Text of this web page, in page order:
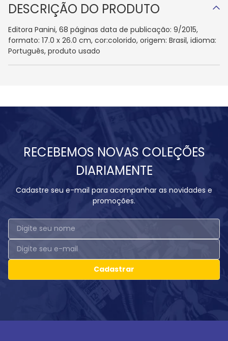
DESCRIÇÃO DO PRODUTO
Editora Panini, 68 páginas data de publicação: 9/2015,
formato: 17.0 x 26.0 cm, cor:colorido, origem: Brasil, idioma:
Português, produto usado
RECEBEMOS NOVAS COLEÇÕES
DIARIAMENTE
Cadastre seu e-mail para acompanhar as novidades e
promoções.
Cadastrar